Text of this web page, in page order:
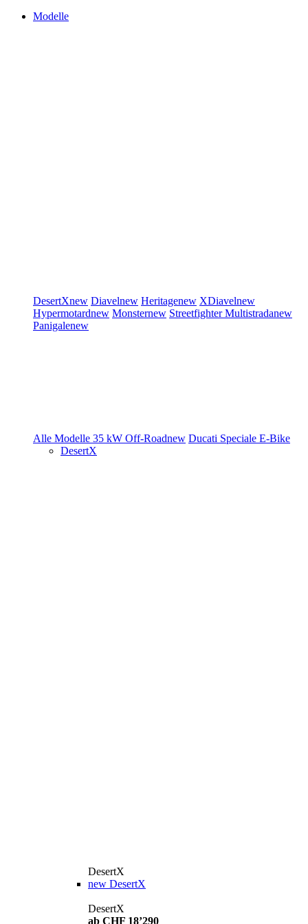
Modelle
DesertXnew Diavelnew Heritagenew XDiavelnew
Hypermotardnew Monsternew StreetfighterMultistradanew
Panigalenew
Alle Modelle 35 kW Off-Roadnew Ducati Speciale E-Bike
DesertX
DesertX
new DesertX
DesertX
ab CHF 18’290